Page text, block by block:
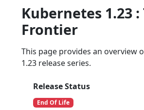
Kubernetes 1.23
Frontier
This page provides an overview
1.23 release series.
Release Status
End Of Life